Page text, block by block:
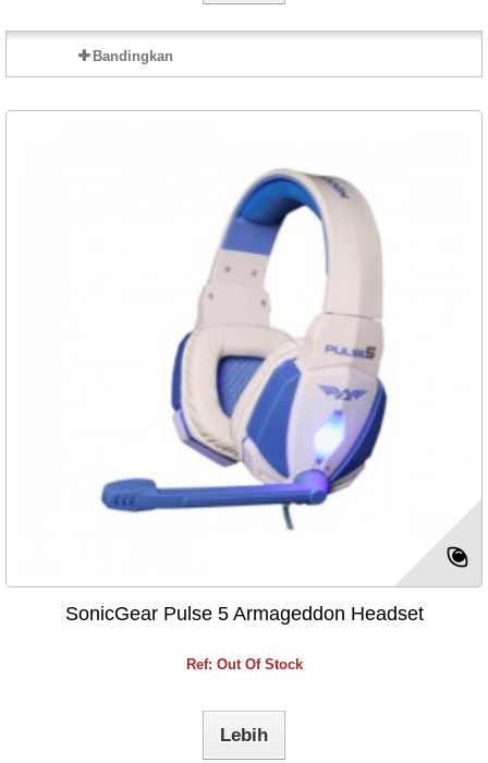
Bandingkan
SonicGear Pulse 5 Armageddon Headset
Ref: Out Of Stock
Lebih